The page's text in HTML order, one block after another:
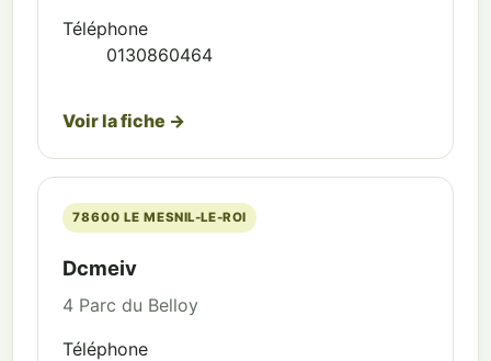
Téléphone
0130860464
Voir la fiche →
78600 LE MESNIL-LE-ROI
Dcmeiv
4 Parc du Belloy
Téléphone